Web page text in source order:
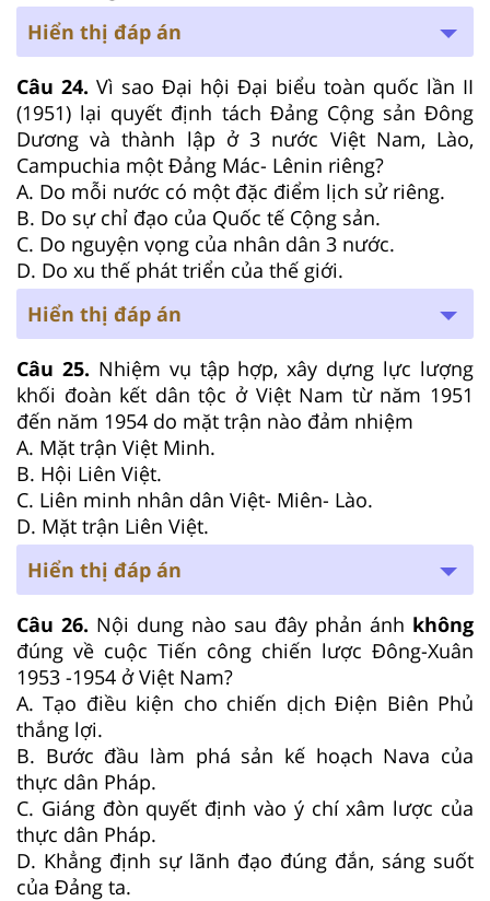
Hiển thị đáp án
Câu 24. Vì sao Đại hội Đại biểu toàn quốc lần II
(1951) lại quyết định tách Đảng Cộng sản Đông
Dương và thành lập ở 3 nước Việt Nam, Lào,
Campuchia một Đảng Mác- Lênin riêng?
A. Do mỗi nước có một đặc điểm lịch sử riêng.
B. Do sự chỉ đạo của Quốc tế Cộng sản.
C. Do nguyện vọng của nhân dân 3 nước.
D. Do xu thế phát triển của thế giới.
Hiển thị đáp án
Câu 25. Nhiệm vụ tập hợp, xây dựng lực lượng
khối đoàn kết dân tộc ở Việt Nam từ năm 1951
đến năm 1954 do mặt trận nào đảm nhiệm
A. Mặt trận Việt Minh.
B. Hội Liên Việt.
C. Liên minh nhân dân Việt- Miên- Lào.
D. Mặt trận Liên Việt.
Hiển thị đáp án
Câu 26. Nội dung nào sau đây phản ánh không
đúng về cuộc Tiến công chiến lược Đông-Xuân
1953 -1954 ở Việt Nam?
A. Tạo điều kiện cho chiến dịch Điện Biên Phủ
thắng lợi.
B. Bước đầu làm phá sản kế hoạch Nava của
thực dân Pháp.
C. Giáng đòn quyết định vào ý chí xâm lược của
thực dân Pháp.
D. Khẳng định sự lãnh đạo đúng đắn, sáng suốt
của Đảng ta.